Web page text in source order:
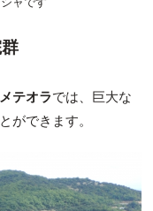
メテオラでは、巨大な
ができます。